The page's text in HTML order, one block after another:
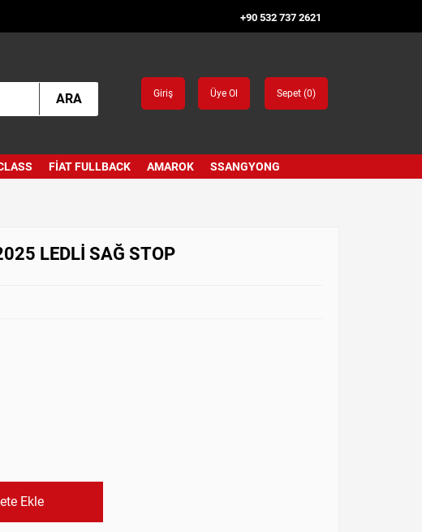
+90 532 737 2621
ARA Giriş Üye Ol Sepet (0)
FIAT FULLBACK AMAROK SSANGYONG
LEDLİ SAĞ STOP
Ekle